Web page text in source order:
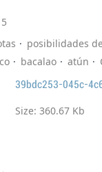
posibilidades
bacalao atún
39bdc253-045c-
Size: 360.67 Kb